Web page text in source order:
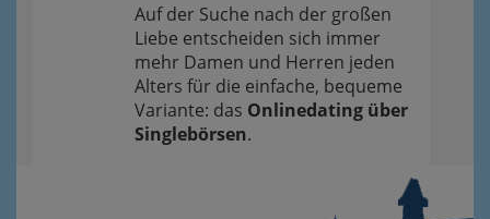
Auf der Suche nach der großen
Liebe entscheiden sich immer
mehr Damen und Herren jeden
Alters für die einfache, bequeme
Variante: das Onlinedating über
Singlebörsen.